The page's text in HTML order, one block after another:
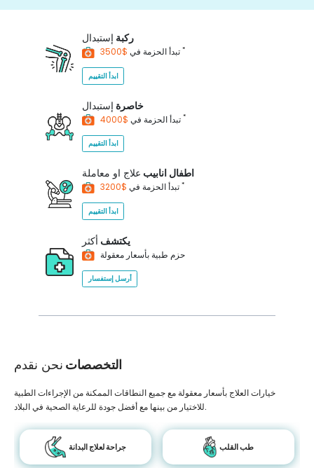
ركبة إستبدال
تبدأ الحزمة في *
ابدأ التقييم
خاصرة إستبدال
تبدأ الحزمة في *
ابدأ التقييم
اطفال انابيب علاج او معاملة
تبدأ الحزمة في *
ابدأ التقييم
يكتشف أكثر
حزم طبية بأسعار معقولة
أرسل إستفسار
التخصصات نحن نقدم
خيارات العلاج بأسعار معقولة مع جميع النطاقات الممكنة من الإجراءات الطبية
للاختيار من بينها مع أفضل جودة للرعاية الصحية في البلاد.
جراحة لعلاج البدانة طب القلب